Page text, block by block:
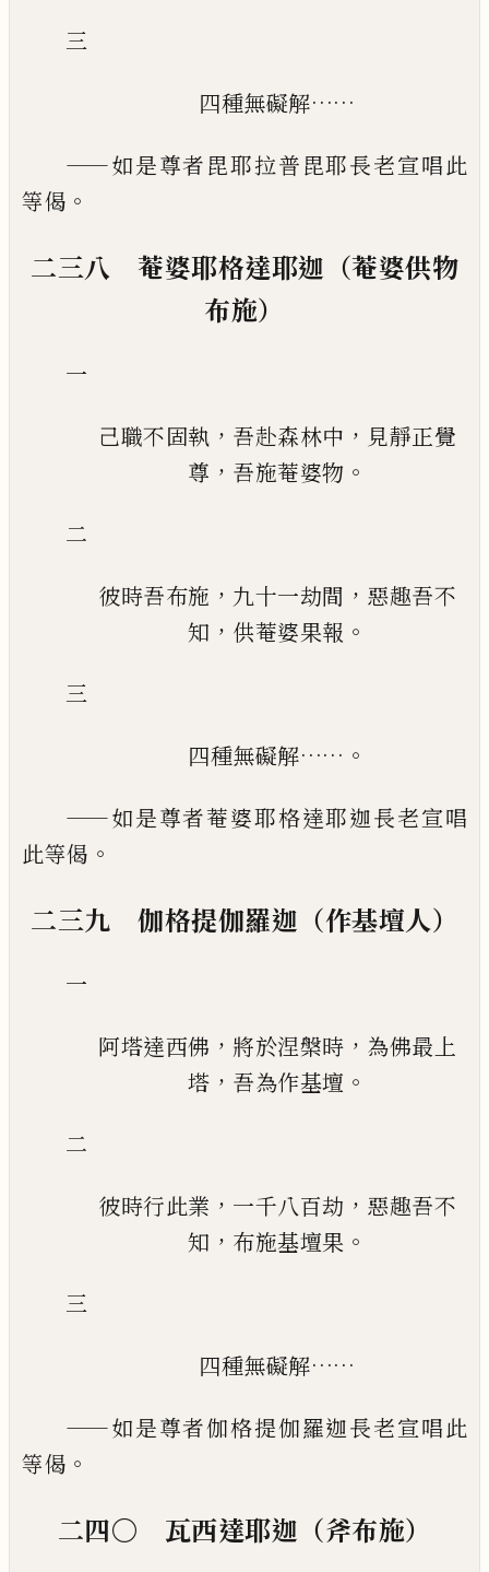
三
四種無礙解……
——如是尊者毘耶拉普毘耶長老宣唱此
等偈 。
二三八 菴婆耶格達耶迦（菴婆供物
布施）
一
己職不固執 ， 吾赴森林中 ， 見靜正覺
尊 ， 吾施菴婆物 。
二
彼時吾布施 ， 九十一劫間 ， 惡趣吾不
知 ， 供菴婆果報 。
三
四種無礙解……。
——如是尊者菴婆耶格達耶迦長老宣唱
此等偈 。
二三九 伽格提伽羅迦（作基壇人）
一
阿塔達西佛 ， 將於涅槃時 ， 為佛最上
塔 ， 吾為作基壇 。
二
彼時行此業 ， 一千八百劫 ， 惡趣吾不
知 ， 布施基壇果 。
三
四種無礙解……
——如是尊者伽格提伽羅迦長老宣唱此
等偈 。
二四〇 瓦西達耶迦（斧布施）